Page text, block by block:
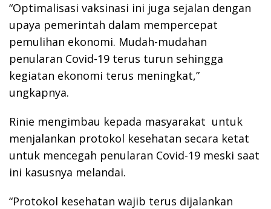
“Optimalisasi vaksinasi ini juga sejalan dengan
upaya pemerintah dalam mempercepat
pemulihan ekonomi. Mudah-mudahan
penularan Covid-19 terus turun sehingga
kegiatan ekonomi terus meningkat,”
ungkapnya.
Rinie mengimbau kepada masyarakat untuk
menjalankan protokol kesehatan secara ketat
untuk mencegah penularan Covid-19 meski saat
ini kasusnya melandai.
“Protokol kesehatan wajib terus dijalankan